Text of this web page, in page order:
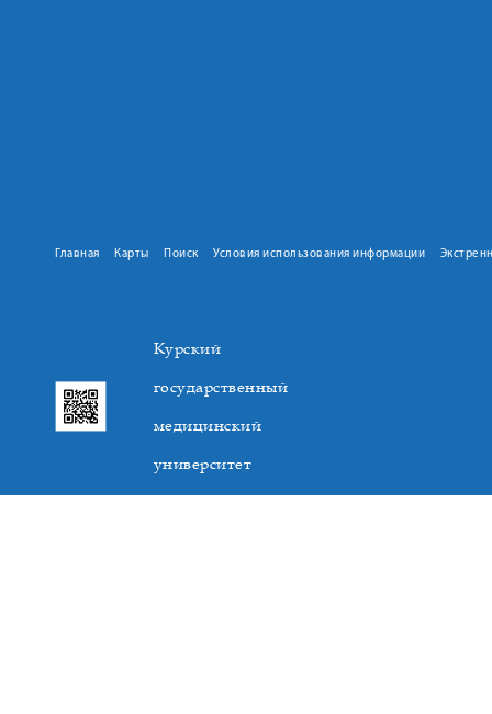
Главная Карты Поиск Условия использования информации
Курский
государственный
медицинский
университет